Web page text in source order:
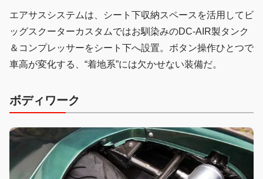
エアサスシステムは、シート下収納スペースを活用してビ
ッグスクーターカスタムではお馴染みのDC-AIR製タンク
＆コンプレッサーをシート下へ設置。ボタン操作ひとつで
車高が変化する、“着地系”には欠かせない装備だ。
ボディワーク